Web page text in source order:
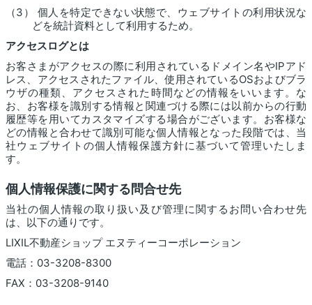
（3） 個人を特定できない状態で、ウェブサイトの利用状況な
どを統計資料として利用するため。
アクセスログとは
お客さまがアクセスの際に利用されているドメイン名やIPアド
レス、アクセスされたファイル、使用されているOSおよびブラ
ウザの種類、アクセスされた時間などの情報をいいます。な
お、お客様を識別する情報と関連づける際には以前からの行動
履歴等を用いてカスタマイズする場合がございます。お客様な
どの情報と合わせて識別可能な個人情報となった段階では、当
社ウェブサイトの個人情報保護方針に基づいて管理いたしま
す。
個人情報保護に関する問合せ先
当社の個人情報の取り扱い及び管理に関するお問い合わせ先
は、以下の通りです。
LIXIL不動産ショップ エヌティーコーポレーション
電話：03-3208-8300
FAX：03-3208-9140